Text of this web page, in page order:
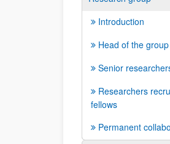
Introduction
Head of the group
Senior
Researchers
fellows
Permanent